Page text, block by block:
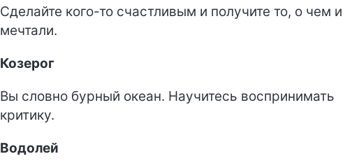
Сделайте кого-то счастливым и получите то, о чем
мечтали.
Козерог
Вы словно бурный океан. Научитесь воспринимать
критику.
Водолей